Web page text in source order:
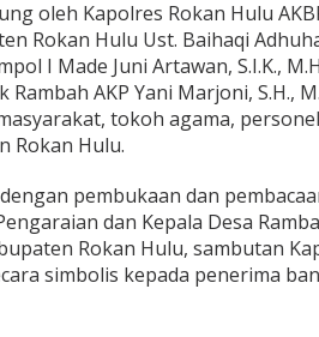
oleh Kapolres Rokan Hulu
Rokan Hulu Ust. Baihaqi
I Made Juni Artawan, S.I.K.,
Rambah AKP Yani Marjoni, S.H.,
tokoh agama,
Rokan Hulu.
pembukaan dan
dan Kepala Desa
Rokan Hulu, sambutan
simbolis kepada penerima